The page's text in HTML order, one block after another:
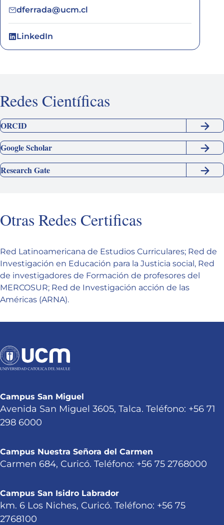
dferrada@ucm.cl
LinkedIn
Redes Científicas
ORCID
Google Scholar
Research Gate
Otras Redes Certificas
Red Latinoamericana de Estudios Curriculares; Red de
Investigación en Educación para la Justicia social, Red
de investigadores de Formación de profesores del
MERCOSUR; Red de Investigación acción de las
Américas (ARNA).
Campus San Miguel
Avenida San Miguel 3605, Talca. Teléfono: +56 71
298 6000
Campus Nuestra Señora del Carmen
Carmen 684, Curicó. Teléfono: +56 75 2768000
Campus San Isidro Labrador
km. 6 Los Niches, Curicó. Teléfono: +56 75
2768100